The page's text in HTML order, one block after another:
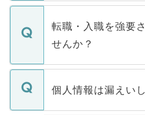
ます。通常、5営業日
いただきますので、
マイナビDOCTORで
うち約3割は、Web
けない「非公開求人
下記の理由によって
ません。
■応募殺到を避ける
関を公にしてしまう
転職・入職を強要
せんか？
転職・入職を強要す
ん。また、仮に応募
個人情報は漏えい